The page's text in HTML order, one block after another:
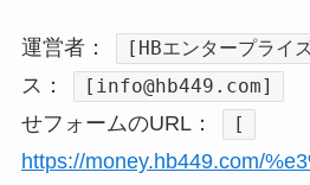
運営者： [HBエンタープライ
ス：
[info@hb449.com]
せフォームのURL：
[
https://money.hb449.com/